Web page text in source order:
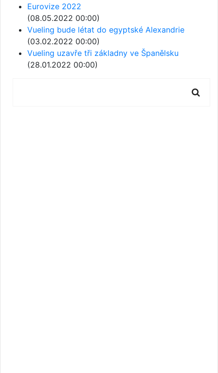
Eurovize 2022
(08.05.2022 00:00)
Vueling bude létat do egyptské Alexandrie
(03.02.2022 00:00)
Vueling uzavře tři základny ve Španělsku
(28.01.2022 00:00)